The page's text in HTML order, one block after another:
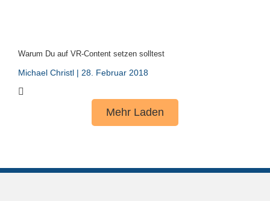
Warum Du auf VR-Content setzen solltest
Michael Christl 28. Februar 2018
Mehr Laden